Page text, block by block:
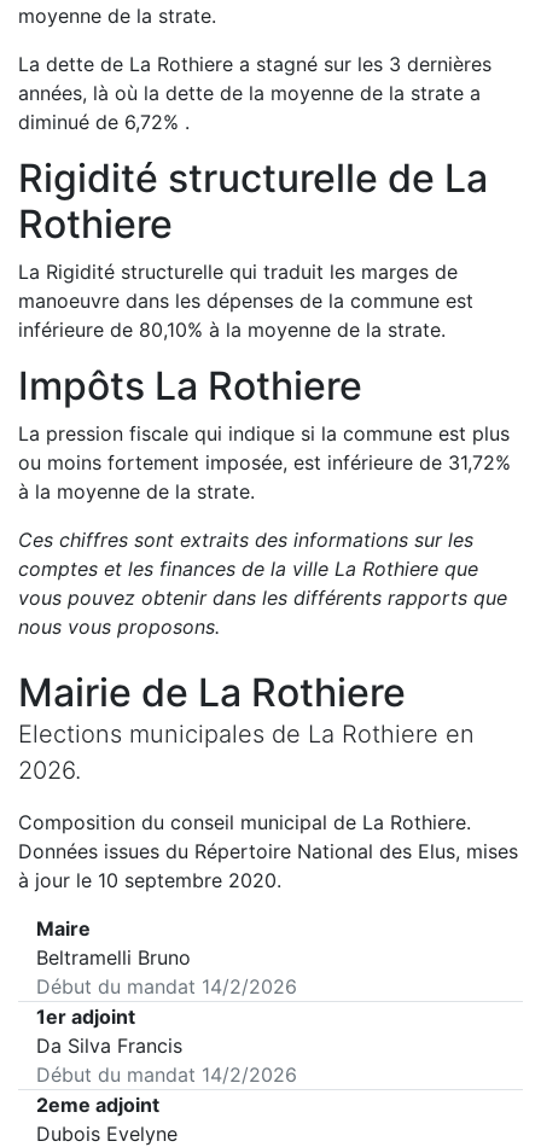
moyenne de la strate.
La dette de La Rothiere a stagné sur les 3 dernières
années, là où la dette de la moyenne de la strate a
diminué de 6,72% .
Rigidité structurelle de La
Rothiere
La Rigidité structurelle qui traduit les marges de
manoeuvre dans les dépenses de la commune est
inférieure de 80,10% à la moyenne de la strate.
Impôts La Rothiere
La pression fiscale qui indique si la commune est plus
ou moins fortement imposée, est inférieure de 31,72%
à la moyenne de la strate.
Ces chiffres sont extraits des informations sur les
comptes et les finances de la ville La Rothiere que
vous pouvez obtenir dans les différents rapports que
nous vous proposons.
Mairie de La Rothiere
Elections municipales de La Rothiere en
2026.
Composition du conseil municipal de La Rothiere.
Données issues du Répertoire National des Elus, mises
à jour le 10 septembre 2020.
Maire
Beltramelli Bruno
Début du mandat 14/2/2026
1er adjoint
Da Silva Francis
Début du mandat 14/2/2026
2eme adjoint
Dubois Evelyne